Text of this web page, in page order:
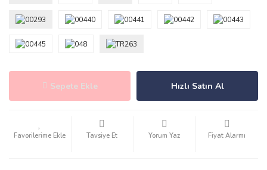
Sepete Ekle Hızlı Satın Al
Tavsiye Et Yorum Yaz Fiyat Alarmı